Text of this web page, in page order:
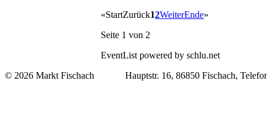
«StartZurück12WeiterEnde»
Seite 1 von 2
EventList powered by schlu.net
© 2026 Markt Fischach Hauptstr. 16, 86850 Fischach, Telefon